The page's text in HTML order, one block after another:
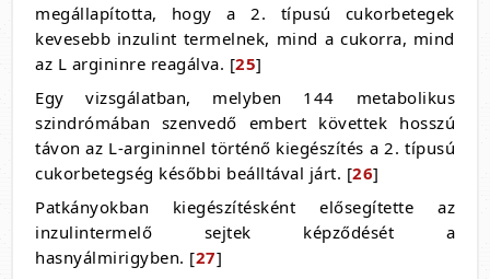
megállapította, hogy a 2. típusú cukorbetegek
kevesebb inzulint termelnek, mind a cukorra, mind
az L argininre reagálva. [25]
Egy vizsgálatban, melyben 144 metabolikus
szindrómában szenvedő embert követtek hosszú
távon az L-argininnel történő kiegészítés a 2. típusú
cukorbetegség későbbi beálltával járt. [26]
Patkányokban kiegészítésként elősegítette az
inzulintermelő sejtek képződését a
hasnyálmirigyben. [27]